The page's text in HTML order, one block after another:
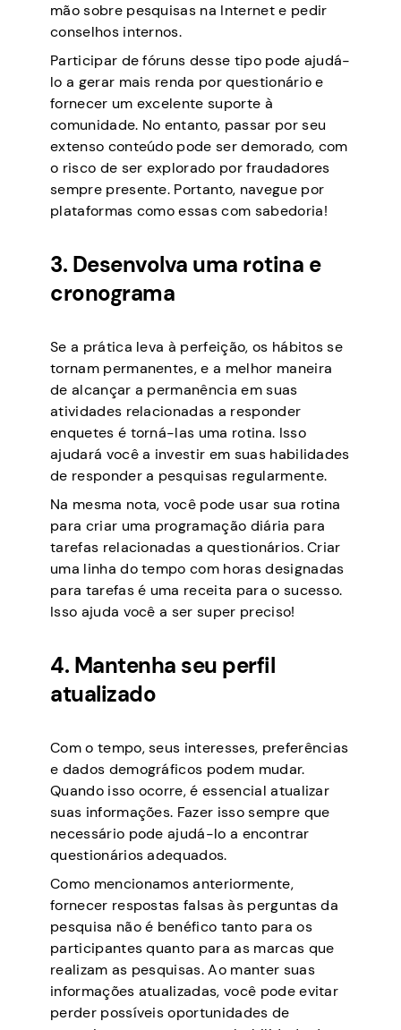
mão sobre pesquisas na Internet e pedir
conselhos internos.
Participar de fóruns desse tipo pode ajudá-
lo a gerar mais renda por questionário e
fornecer um excelente suporte à
comunidade. No entanto, passar por seu
extenso conteúdo pode ser demorado, com
o risco de ser explorado por fraudadores
sempre presente. Portanto, navegue por
plataformas como essas com sabedoria!
3. Desenvolva uma rotina e
cronograma
Se a prática leva à perfeição, os hábitos se
tornam permanentes, e a melhor maneira
de alcançar a permanência em suas
atividades relacionadas a responder
enquetes é torná-las uma rotina. Isso
ajudará você a investir em suas habilidades
de responder a pesquisas regularmente.
Na mesma nota, você pode usar sua rotina
para criar uma programação diária para
tarefas relacionadas a questionários. Criar
uma linha do tempo com horas designadas
para tarefas é uma receita para o sucesso.
Isso ajuda você a ser super preciso!
4. Mantenha seu perfil
atualizado
Com o tempo, seus interesses, preferências
e dados demográficos podem mudar.
Quando isso ocorre, é essencial atualizar
suas informações. Fazer isso sempre que
necessário pode ajudá-lo a encontrar
questionários adequados.
Como mencionamos anteriormente,
fornecer respostas falsas às perguntas da
pesquisa não é benéfico tanto para os
participantes quanto para as marcas que
realizam as pesquisas. Ao manter suas
informações atualizadas, você pode evitar
perder possíveis oportunidades de